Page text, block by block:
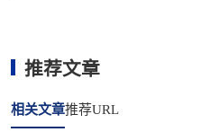
推荐文章
相关文章推荐URL